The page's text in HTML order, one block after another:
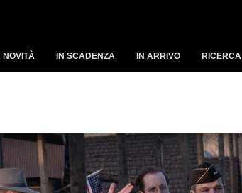
NOVITÀ IN SCADENZA IN ARRIVO RICERCA